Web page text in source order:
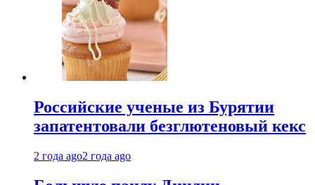
Российские ученые из Бурятии
запатентовали безглютеновый кекс
2 года ago2 года ago